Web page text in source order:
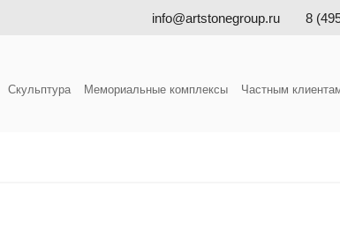
8
info@artstonegroup.ru
Скульптура Мемориальные комплексы Частным